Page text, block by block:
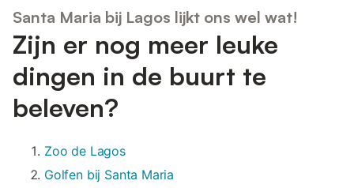
Santa Maria bij Lagos lijkt ons wel wat!
Zijn er nog meer leuke
dingen in de buurt te
beleven?
Zoo de Lagos
Golfen bij Santa Maria